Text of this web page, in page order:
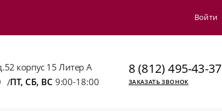
Войти
корпус 15 Литер А
/ПТ, СБ, ВС 9:00-18:00
8 (812) 495-43-37
ЗАКАЗАТЬ ЗВОНОК